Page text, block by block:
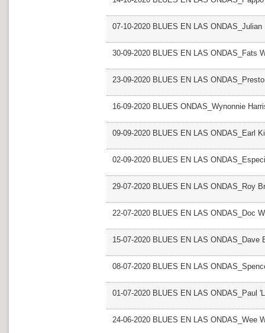
07-10-2020 BLUES EN LAS ONDAS_Julian
30-09-2020 BLUES EN LAS ONDAS_Fats
23-09-2020 BLUES EN LAS
16-09-2020 BLUES ONDAS_Wynonnie
09-09-2020 BLUES EN LAS ONDAS_Earl
02-09-2020 BLUES EN LAS
29-07-2020 BLUES EN LAS ONDAS_Roy
22-07-2020 BLUES EN LAS ONDAS_Doc
15-07-2020 BLUES EN LAS ONDAS_Dave
08-07-2020 BLUES EN LAS
01-07-2020 BLUES EN LAS ONDAS_Paul
24-06-2020 BLUES EN LAS ONDAS_Wee